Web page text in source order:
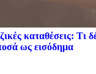
καταθέσεις: Τι
ως εισόδημα